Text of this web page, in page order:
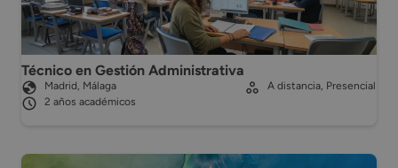
Técnico en Gestión Administrativa
Madrid, Málaga
2 años académicos
A distancia, Presencial